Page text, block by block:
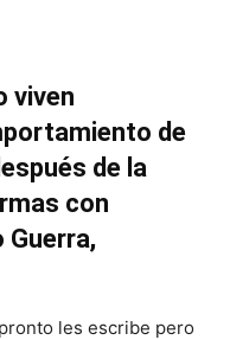
viven
de
de la
con
Guerra,
les escribe pero